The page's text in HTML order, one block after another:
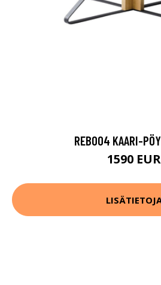
REB004 KAARI-
1590 EUR